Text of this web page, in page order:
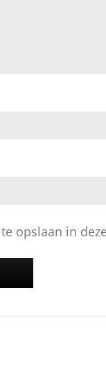
opslaan in